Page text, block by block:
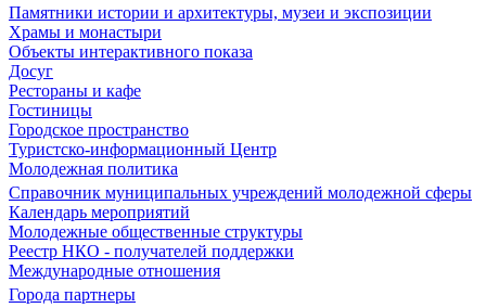
Памятники истории и архитектуры, музеи и экспозиции
Храмы и монастыри
Объекты интерактивного показа
Досуг
Рестораны и кафе
Гостиницы
Городское пространство
Туристско-информационный Центр
Молодежная политика
Справочник муниципальных учреждений молодежной сферы
Календарь мероприятий
Молодежные общественные структуры
Реестр НКО - получателей поддержки
Международные отношения
Города партнеры